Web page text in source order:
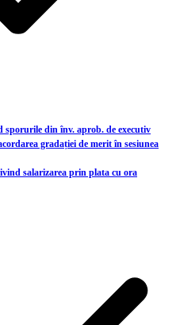
din înv. aprob. de executiv
gradației de merit în sesiunea
salarizarea prin plata cu ora